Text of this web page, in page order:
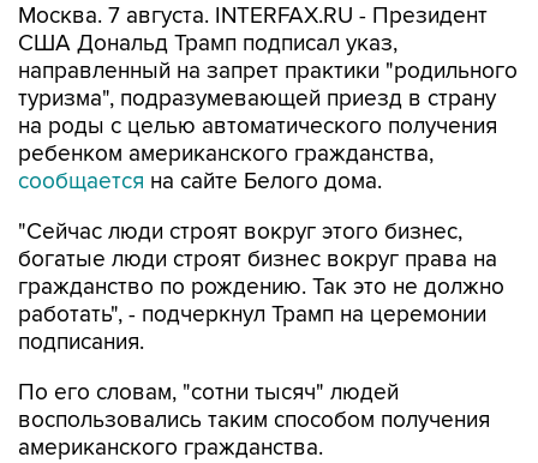
Москва. 7 августа. INTERFAX.RU - Президент
США Дональд Трамп подписал указ,
направленный на запрет практики "родильного
туризма", подразумевающей приезд в страну
на роды с целью автоматического получения
ребенком американского гражданства,
сообщается на сайте Белого дома.
"Сейчас люди строят вокруг этого бизнес,
богатые люди строят бизнес вокруг права на
гражданство по рождению. Так это не должно
работать", - подчеркнул Трамп на церемонии
подписания.
По его словам, "сотни тысяч" людей
воспользовались таким способом получения
американского гражданства.